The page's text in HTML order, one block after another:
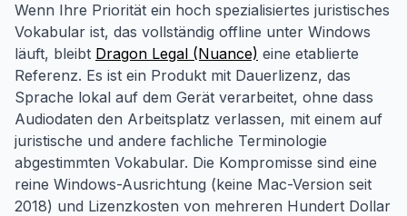
Wenn Ihre Priorität ein hoch spezialisiertes juristisches
Vokabular ist, das vollständig offline unter Windows
läuft, bleibt Dragon Legal (Nuance) eine etablierte
Referenz. Es ist ein Produkt mit Dauerlizenz, das
Sprache lokal auf dem Gerät verarbeitet, ohne dass
Audiodaten den Arbeitsplatz verlassen, mit einem auf
juristische und andere fachliche Terminologie
abgestimmten Vokabular. Die Kompromisse sind eine
reine Windows-Ausrichtung (keine Mac-Version seit
2018) und Lizenzkosten von mehreren Hundert Dollar